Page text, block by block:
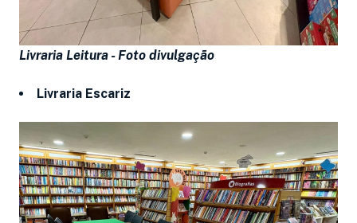
Livraria Leitura - Foto divulgação
Livraria Escariz